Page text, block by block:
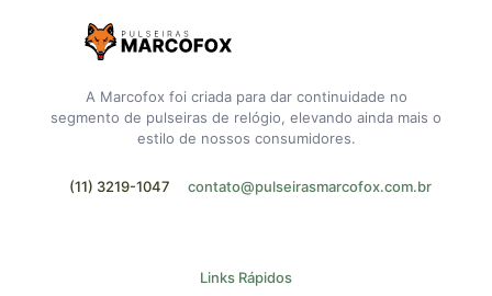
A Marcofox foi criada para dar continuidade no
segmento de pulseiras de relógio, elevando ainda mais o
estilo de nossos consumidores.
(11) 3219-1047 contato@pulseirasmarcofox.com.br
Links Rápidos